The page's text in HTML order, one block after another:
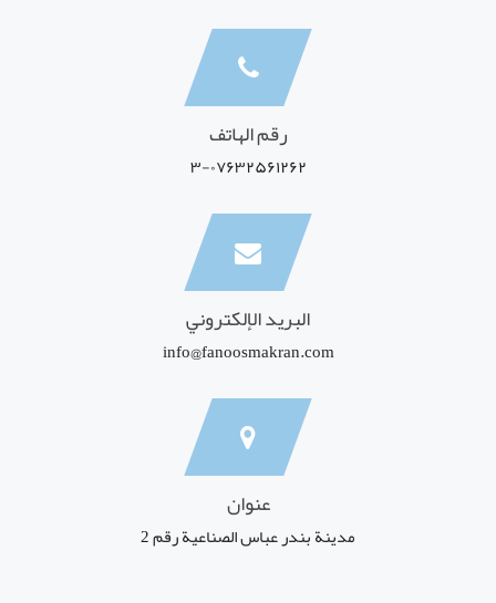
رقم الهاتف
۳-۰۷۶۳۲۵۶۱۲۶۲
البريد الإلكتروني
info@fanoosmakran.com
عنوان
مدينة بندر عباس الصناعية رقم 2